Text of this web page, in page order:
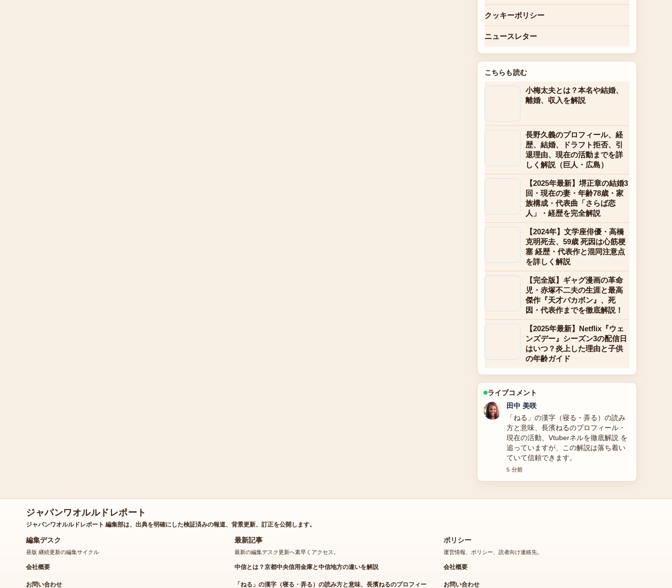
クッキーポリシー
ニュースレター
こちらも読む
小梅太夫とは？本名や結婚、
離婚、収入を解説
長野久義のプロフィール、経
歴、結婚、ドラフト拒否、引
退理由、現在の活動までを詳
しく解説（巨人・広島）
【2025年最新】堺正章の結婚3
回・現在の妻・年齢78歳・家
族構成・代表曲「さらば恋
人」・経歴を完全解説
【2024年】文学座俳優・高橋
克明死去、59歳 死因は心筋梗
塞 経歴・代表作と混同注意点
を詳しく解説
【完全版】ギャグ漫画の革命
児・赤塚不二夫の生涯と最高
傑作『天才バカボン』、死
因・代表作までを徹底解説！
【2025年最新】Netflix『ウェ
ンズデー』シーズン3の配信日
はいつ？炎上した理由と子供
の年齢ガイド
ライブコメント
中村 悠斗
前田愛のプロフィールと結婚・家族情
報まとめ の背景説明が助かります。ラ
イブ更新を続けてください。
7 分前
ジャパンワオルルドレポート
ジャパンワオルルドレポート 編集部は、出典を明確にした検証済みの報道、背景更新、訂正を公開します。
編集デスク
昼版 継続更新の編集サイクル
会社概要
お問い合わせ
私たちのストーリー
最新記事
最新の編集デスク更新へ素早くアクセス。
中信とは？京都中央信用金庫と中信地方の違いを解説
「ねる」の漢字（寝る・弄る）の読み方と意味、長濱ねるのプロフィー
運営情報、ポリシー、読者向け連絡先。
会社概要
お問い合わせ
私たちのストーリー